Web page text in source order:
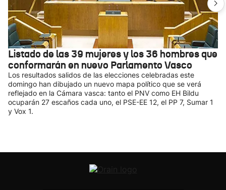
Listado de las 39 mujeres y los 36 hombres que
conformarán en nuevo Parlamento Vasco
Los resultados salidos de las elecciones celebradas este
domingo han dibujado un nuevo mapa político que se verá
reflejado en la Cámara vasca: tanto el PNV como EH Bildu
ocuparán 27 escaños cada uno, el PSE-EE 12, el PP 7, Sumar 1
y Vox 1.